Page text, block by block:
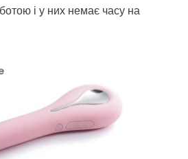
і у них немає часу на